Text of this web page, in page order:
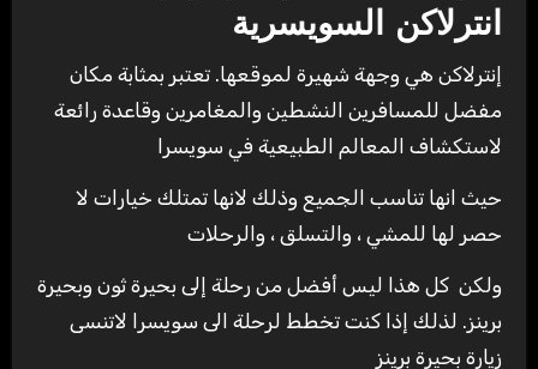
انترلاكن السويسرية
إنترلاكن هي وجهة شهيرة لموقعها. تعتبر بمثابة مكان
مفضل للمسافرين النشطين والمغامرين وقاعدة رائعة
لاستكشاف المعالم الطبيعية في سويسرا
حيث انها تناسب الجميع وذلك لانها تمتلك خيارات لا
حصر لها للمشي ، والتسلق ، والرحلات
ولكن كل هذا ليس أفضل من رحلة إلى بحيرة ثون وبحيرة
برينز. لذلك إذا كنت تخطط لرحلة الى سويسرا لاتنسى
زيارة بحيرة برينز